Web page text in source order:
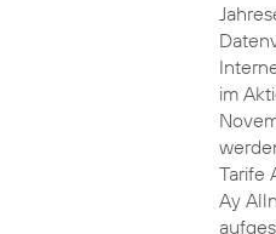
im
Tarife
Ay